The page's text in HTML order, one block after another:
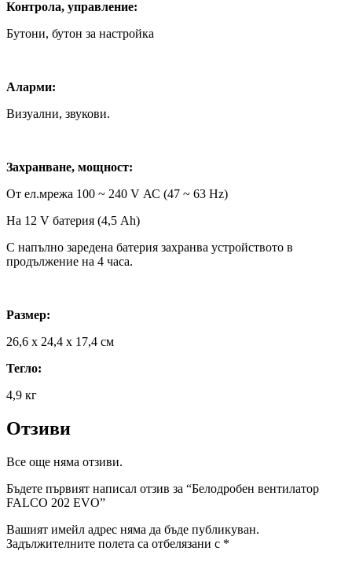
Контрола, управление:
Бутони, бутон за настройка
Аларми:
Визуални, звукови.
Захранване, мощност:
От ел.мрежа 100 ~ 240 V АС (47 ~ 63 Hz)
На 12 V батерия (4,5 Ah)
С напълно заредена батерия захранва устройството в
продължение на 4 часа.
Размер:
26,6 х 24,4 х 17,4 см
Тегло:
4,9 кг
Отзиви
Все още няма отзиви.
Бъдете първият написал отзив за “Белодробен вентилатор
FALCO 202 EVO”
Вашият имейл адрес няма да бъде публикуван.
Задължителните полета са отбелязани с *